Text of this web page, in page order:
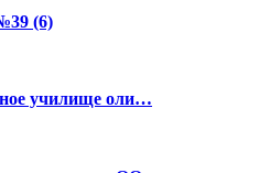
(6)
училище оли…